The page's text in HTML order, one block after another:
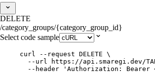
DELETE
/category_groups/{category_group_id}
Select code sample
curl --request DELETE \
--url
https://api.smaregi.dev/
--header
' Authorization: Bearer